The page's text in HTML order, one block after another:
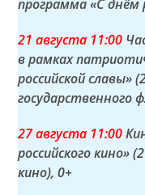
программа «С
21 августа 11:00
в рамках
российской славы»
государственного
27 августа 11:00
российского кино»
кино), 0+